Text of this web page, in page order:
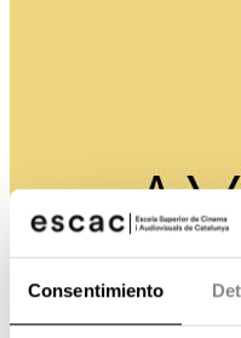
Consentimiento